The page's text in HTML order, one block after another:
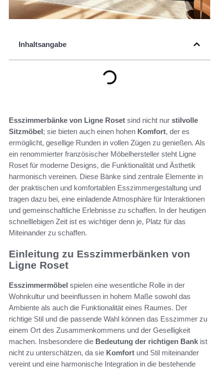
Inhaltsangabe
Esszimmerbänke von Ligne Roset sind nicht nur stilvolle
Sitzmöbel; sie bieten auch einen hohen Komfort, der es
ermöglicht, gesellige Runden in vollen Zügen zu genießen. Als
ein renommierter französischer Möbelhersteller steht Ligne
Roset für moderne Designs, die Funktionalität und Ästhetik
harmonisch vereinen. Diese Bänke sind zentrale Elemente in
der praktischen und komfortablen Esszimmergestaltung und
tragen dazu bei, eine einladende Atmosphäre für Interaktionen
und gemeinschaftliche Erlebnisse zu schaffen. In der heutigen
schnelllebigen Zeit ist es wichtiger denn je, Platz für das
Miteinander zu schaffen.
Einleitung zu Esszimmerbänken von
Ligne Roset
Esszimmermöbel spielen eine wesentliche Rolle in der
Wohnkultur und beeinflussen in hohem Maße sowohl das
Ambiente als auch die Funktionalität eines Raumes. Der
richtige Stil und die passende Wahl können das Esszimmer zu
einem Ort des Zusammenkommens und der Geselligkeit
machen. Insbesondere die Bedeutung der richtigen Bank ist
nicht zu unterschätzen, da sie Komfort und Stil miteinander
vereint und eine harmonische Integration in die bestehende